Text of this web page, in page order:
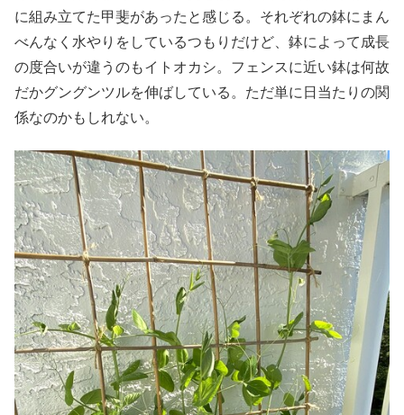
に組み立てた甲斐があったと感じる。それぞれの鉢にまん
べんなく水やりをしているつもりだけど、鉢によって成長
の度合いが違うのもイトオカシ。フェンスに近い鉢は何故
だかグングンツルを伸ばしている。ただ単に日当たりの関
係なのかもしれない。